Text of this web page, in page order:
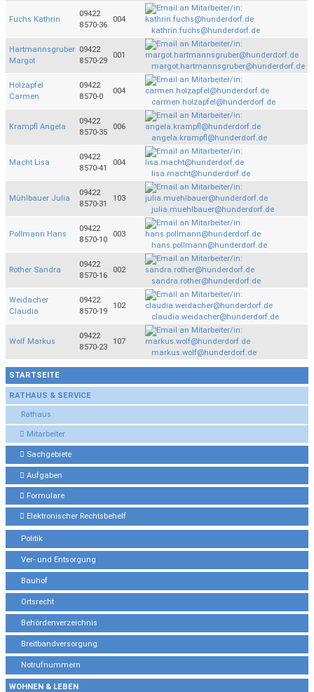
STARTSEITE
RATHAUS & SERVICE
Rathaus
Mitarbeiter
Sachgebiete
Aufgaben
Formulare
Elektronischer Rechtsbehelf
Politik
Ver- und Entsorgung
Bauhof
Ortsrecht
Behördenverzeichnis
Breitbandversorgung
Notrufnummern
WOHNEN & LEBEN
Fuchs Kathrin
09422
8570-36
004
kathrin.fuchs@hunderdorf.de
Hartmannsgruber
Margot
09422
8570-29
001
margot.hartmannsgruber@hunderdorf.de
Holzapfel
Carmen
09422
8570-0
004
carmen.holzapfel@hunderdorf.de
Krampfl Angela
09422
8570-35
006
angela.krampfl@hunderdorf.de
Macht Lisa
09422
8570-41
004
lisa.macht@hunderdorf.de
Mühlbauer Julia
09422
8570-31
103
julia.muehlbauer@hunderdorf.de
Pollmann Hans
09422
8570-10
003
hans.pollmann@hunderdorf.de
Rother Sandra
09422
8570-16
002
sandra.rother@hunderdorf.de
Weidacher
Claudia
09422
8570-19
102
claudia.weidacher@hunderdorf.de
Wolf Markus
09422
8570-23
107
markus.wolf@hunderdorf.de